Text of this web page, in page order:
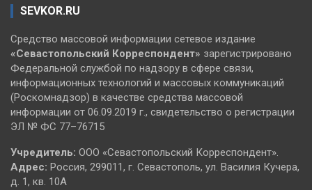
SEVKOR.RU
Средство массовой информации сетевое издание
«Севастопольский Корреспондент» зарегистрировано
Федеральной службой по надзору в сфере связи,
информационных технологий и массовых коммуникаций
(Роскомнадзор) в качестве средства массовой
информации от 06.09.2019 г., свидетельство о регистрации
ЭЛ № ФС 77–76715
Учредитель: ООО «Севастопольский Корреспондент».
Адрес: Россия, 299011, г. Севастополь, ул. Василия Кучера,
д. 1, кв. 10А